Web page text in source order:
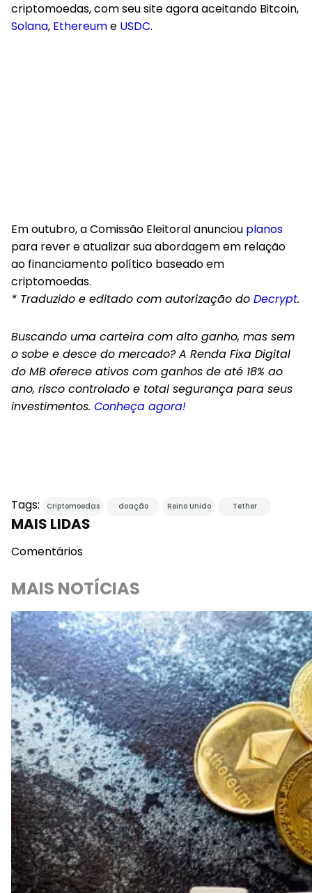
criptomoedas, com seu site agora aceitando Bitcoin,
Solana, Ethereume USDC.
Em outubro, a Comissão Eleitoral anunciou planos
para rever e atualizar sua abordagem em relação
ao financiamento político baseado em
criptomoedas.
* Traduzido e editado com autorização do Decrypt.
Buscando uma carteira com alto ganho, mas sem
o sobe e desce do mercado? A Renda Fixa Digital
do MB oferece ativos com ganhos de até 18% ao
ano, risco controlado e total segurança para seus
investimentos. Conheça agora!
Tags: Criptomoedas doação Reino Unido Tether
MAIS LIDAS
Comentários
MAIS NOTÍCIAS